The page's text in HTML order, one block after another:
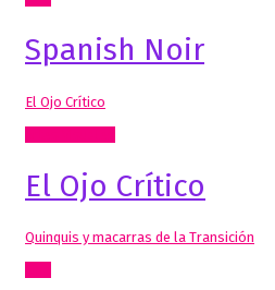
Spanish Noir
El Ojo Crítico
El Ojo Crítico
Quinquis y macarras de la Transición